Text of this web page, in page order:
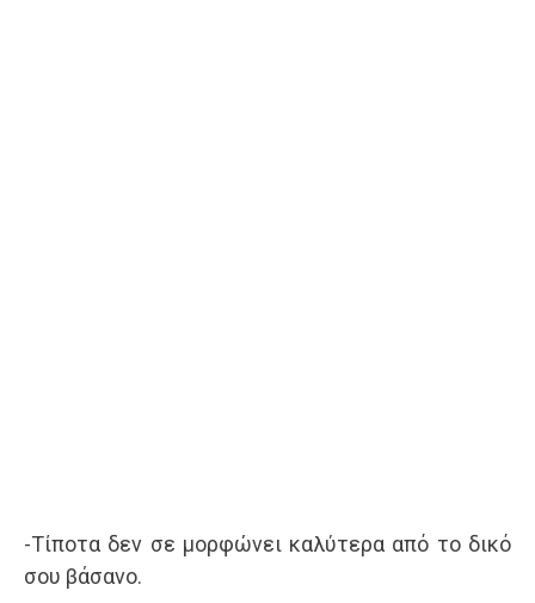
-Τίποτα δεν σε μορφώνει καλύτερα από το δικό
σου βάσανο.